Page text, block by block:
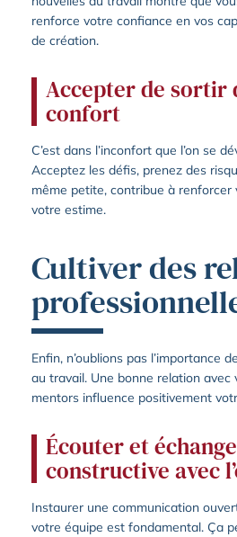
renforce votre confiance en vos
de création.
Accepter de sortir
confort
C’est dans l’inconfort que l’on se
Acceptez les défis, prenez des
même petite, contribue à
votre estime.
Cultiver des
Enfin, n’oublions pas l’importance
au travail. Une bonne relation avec
mentors influence positivement
Écouter et
constructive avec
Instaurer une communication
votre équipe est fondamental. Ça